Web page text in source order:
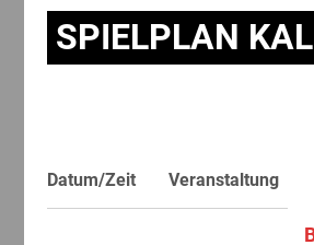
SPIELPLAN
Datum/Zeit Veranstaltung